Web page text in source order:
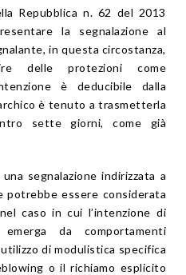
Repubblica n. 62 del 2013
la segnalazione al
in questa circostanza,
delle protezioni come
è deducibile dalla
è tenuto a trasmetterla
sette giorni, come già
segnalazione indirizzata a
essere considerata
caso in cui l’intenzione di
da comportamenti
di modulistica specifica
o il richiamo esplicito